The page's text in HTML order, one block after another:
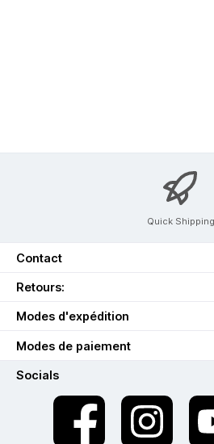
Quick Shipping
Contact
Retours:
Modes d'expédition
Modes de paiement
Socials